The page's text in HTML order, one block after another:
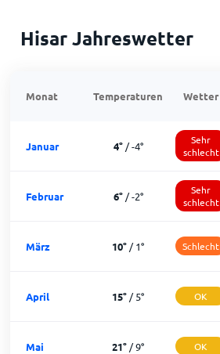
Hisar Jahreswetter
Monat Temperaturen Wetter
Januar 4°/-4°
Sehr
schlecht
Februar 6°/-2°
Sehr
schlecht
März 10° /1° Schlecht
April 15° /5° OK
Mai 21° /9° OK